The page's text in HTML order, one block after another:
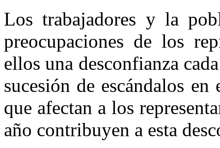
Los trabajadores y la
preocupaciones de los
ellos una desconfianza
sucesión de escándalos
que afectan a los
año contribuyen a esta